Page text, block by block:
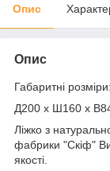
Опис
Опис
Габаритні розміри:
Д200 x Ш160 x
Ліжко з
фабрики "Скіф" Ви
якості.